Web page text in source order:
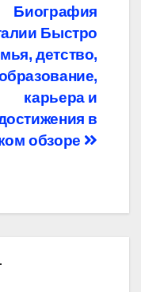
Биография
Быстро
детство,
карьера и
в
обзоре